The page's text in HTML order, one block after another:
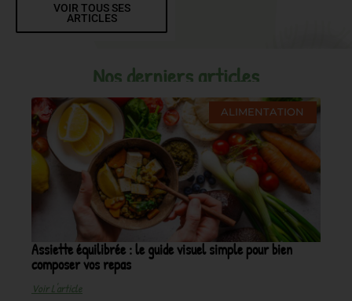
VOIR TOUS SES
ARTICLES
Nos derniers articles
ALIMENTATION
Assiette équilibrée : le guide visuel simple pour bien
composer vos repas
Voir L'article